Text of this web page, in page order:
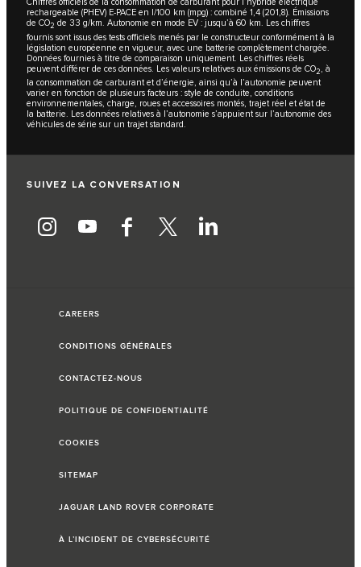
Chiffres officiels de la consommation de carburant pour l’hybride électrique
rechargeable (PHEV) E-PACE en l/100 km (mpg) : combiné 1,4 (201,8). Émissions
de CO2 de 33 g/km. Autonomie en mode EV : jusqu’à 60 km. Les chiffres
fournis sont issus des tests officiels menés par le constructeur conformément à la
législation européenne en vigueur, avec une batterie complètement chargée.
Données fournies à titre de comparaison uniquement. Les chiffres réels
peuvent différer de ces données. Les valeurs relatives aux émissions de CO2
, à
la consommation de carburant et d’énergie, ainsi qu’à l’autonomie peuvent
varier en fonction de plusieurs facteurs : style de conduite, conditions
environnementales, charge, roues et accessoires montés, trajet réel et état de
la batterie. Les données relatives à l’autonomie s’appuient sur l’autonomie des
véhicules de série sur un trajet standard.
SUIVEZ LA CONVERSATION
CAREERS
CONDITIONS GÉNÉRALES
CONTACTEZ-NOUS
POLITIQUE DE CONFIDENTIALITÉ
COOKIES
SITEMAP
JAGUAR LAND ROVER CORPORATE
À L’INCIDENT DE CYBERSÉCURITÉ